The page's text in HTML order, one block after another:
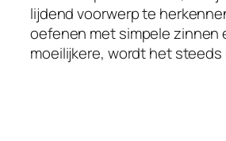
lijdend voorwerp te
oefenen met simpele zinnen
moeilijkere, wordt het steeds